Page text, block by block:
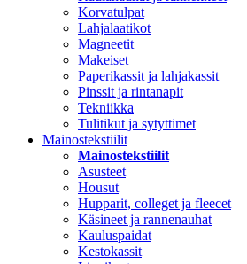
Korvatulpat
Lahjalaatikot
Magneetit
Makeiset
Paperikassit ja lahjakassit
Pinssit ja rintanapit
Tekniikka
Tulitikut ja sytyttimet
Mainostekstiilit
Mainostekstiilit
Asusteet
Housut
Hupparit, colleget ja fleecet
Käsineet ja rannenauhat
Kauluspaidat
Kestokassit